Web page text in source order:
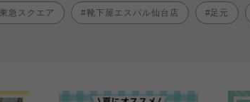
急スクエア 靴下屋エスパル仙台店 足元